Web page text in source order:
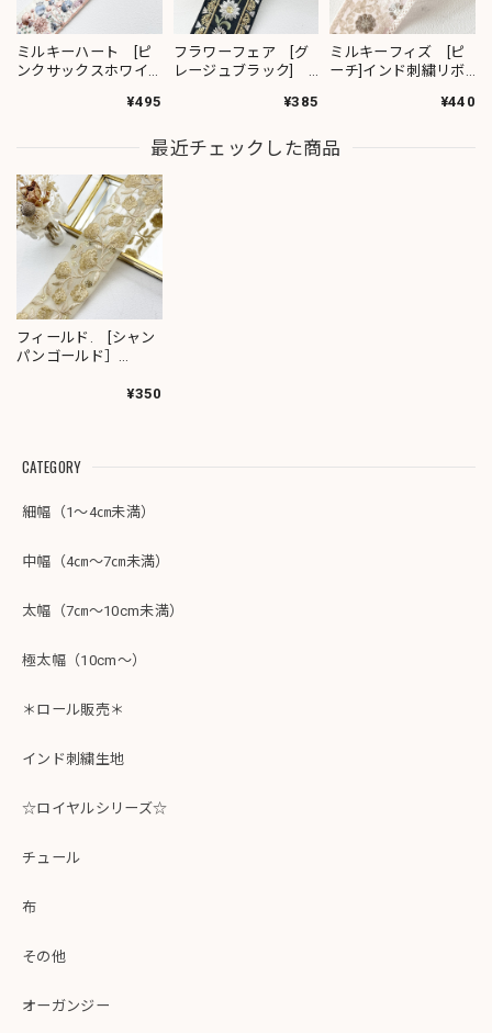
ミルキーハート [ピ
ンクサックスホワイ
¥495
フラワーフェア [グ
レージュブラック]
¥385
ミルキーフィズ [ピ
ーチ]インド刺繍リボ
¥440
最近チェックした商品
フィールド. [シャン
パンゴールド］
りインド刺繍リボン
¥350
CATEGORY
細幅（1～4㎝未満）
中幅（4㎝～7㎝未満）
太幅（7㎝～10cm未満）
極太幅（10cm～）
＊ロール販売＊
インド刺繍生地
☆ロイヤルシリーズ☆
チュール
布
その他
オーガンジー